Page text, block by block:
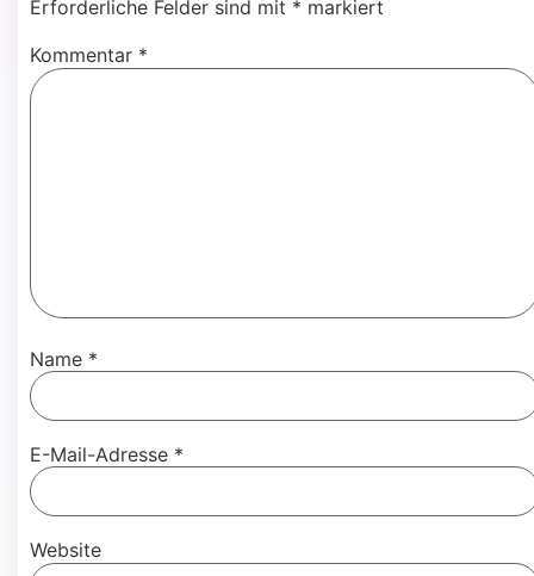
Erforderliche Felder sind mit * markiert
Kommentar *
Name *
E-Mail-Adresse *
Website